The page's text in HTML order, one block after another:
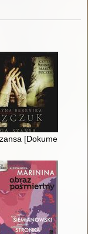
[Dokument